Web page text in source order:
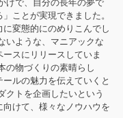
げで、自分の長年の夢で
ことが実現できました。
変態的にのめりこんでし
いような、マニアックな
スにリリースしていま
の物づくりの素晴らし
ルの魅力を伝えていくと
クトを企画したいという
向けて、様々なノウハウを